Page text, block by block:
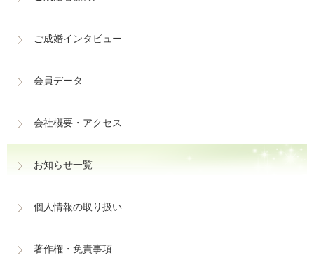
ご成婚インタビュー
会員データ
会社概要・アクセス
お知らせ一覧
個人情報の取り扱い
著作権・免責事項